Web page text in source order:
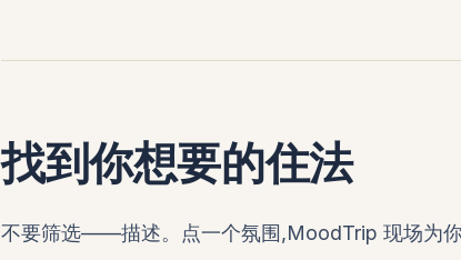
找到你想要的住法
不要筛选——描述。点一个氛围,MoodTrip 现场为你